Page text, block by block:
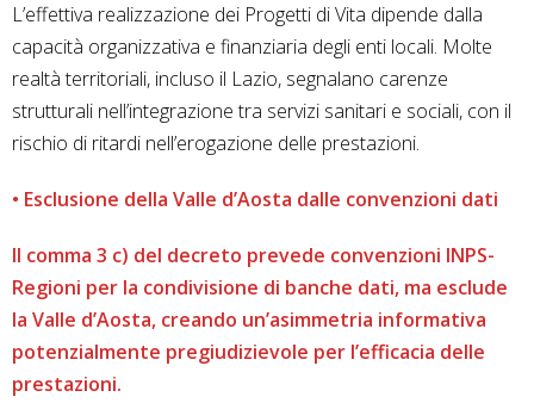
L’effettiva realizzazione dei Progetti di Vita dipende dalla
capacità organizzativa e finanziaria degli enti locali. Molte
realtà territoriali, incluso il Lazio, segnalano carenze
strutturali nell’integrazione tra servizi sanitari e sociali, con il
rischio di ritardi nell’erogazione delle prestazioni.
• Esclusione della Valle d’Aosta dalle convenzioni dati
Il comma 3 c) del decreto prevede convenzioni INPS-
Regioni per la condivisione di banche dati, ma esclude
la Valle d’Aosta, creando un’asimmetria informativa
potenzialmente pregiudizievole per l’efficacia delle
prestazioni.